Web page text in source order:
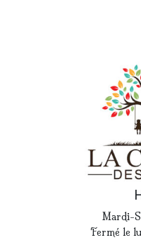
Mardi-
Fermé le